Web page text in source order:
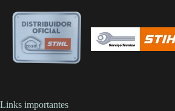
Links importantes